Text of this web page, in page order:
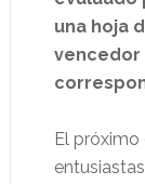
una hoja
vencedor
El